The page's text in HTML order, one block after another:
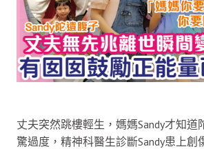
丈夫突然跳樓輕生，媽媽Sandy才知道
驚過度，精神科醫生診斷Sandy患上創